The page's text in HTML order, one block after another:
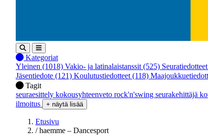
Kategoriat
Yleinen (1018) Vakio- ja latinalaistanssit (525) Seuratiedotteet
Jäsentiedote (121) Koulutustiedotteet (118)
Tagit
seuraesittely kokousyhteenveto rock'n'swing seurakehittäjä
ilmoitus
+ näytä lisää
Etusivu
/ haemme – Dancesport